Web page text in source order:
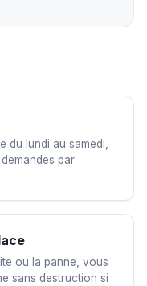
du lundi au samedi,
par
ou la panne, vous
sans destruction si